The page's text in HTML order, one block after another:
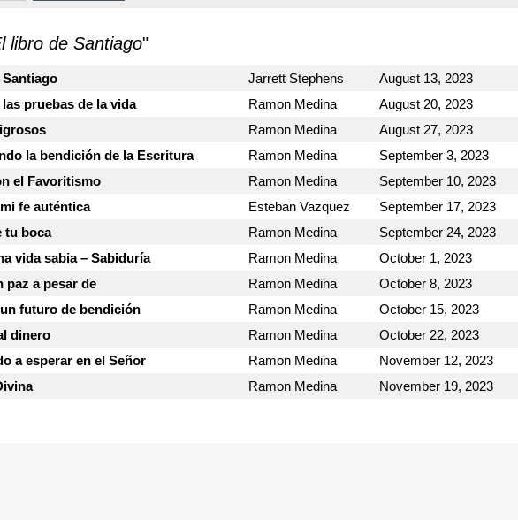
or
libro de Santiago"
Santiago Jarrett Stephens August 13, 2023
pruebas de la vida
Ramon Medina August 20, 2023
Ramon Medina August 27, 2023
la bendición de la Escritura
Ramon Medina September 3, 2023
el Favoritismo
Ramon Medina September 10, 2023
fe auténtica
Esteban Vazquez September 17, 2023
tu boca
Ramon Medina September 24, 2023
vida sabia – Sabiduría
Ramon Medina October 1, 2023
paz a pesar de
Ramon Medina October 8, 2023
futuro de bendición
Ramon Medina October 15, 2023
dinero
Ramon Medina October 22, 2023
a esperar en el Señor
Ramon Medina November 12, 2023
Ramon Medina November 19, 2023